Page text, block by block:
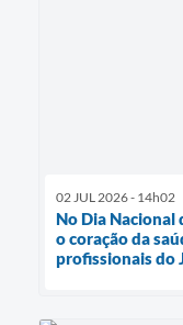
02 JUL 2026 - 14h02
No Dia Nacional
o coração da
profissionais do